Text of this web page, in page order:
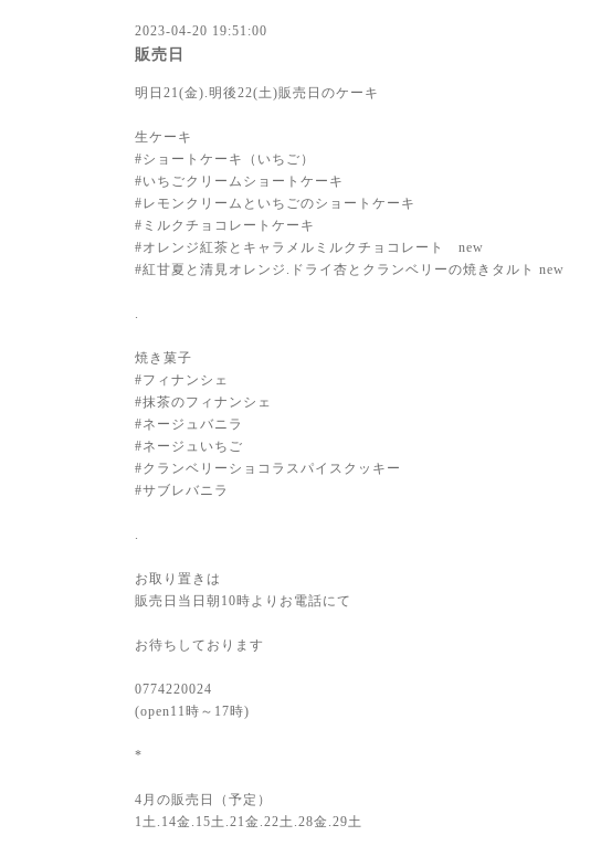
2023-04-20 19:51:00
販売日
明日21(金).明後22(土)販売日のケーキ
生ケーキ
#ショートケーキ（いちご）
#いちごクリームショートケーキ
#レモンクリームといちごのショートケーキ
#ミルクチョコレートケーキ
#オレンジ紅茶とキャラメルミルクチョコレート new
#紅甘夏と清見オレンジ.ドライ杏とクランベリーの焼きタルト new
.
焼き菓子
#フィナンシェ
#抹茶のフィナンシェ
#ネージュバニラ
#ネージュいちご
#クランベリーショコラスパイスクッキー
#サブレバニラ
.
お取り置きは
販売日当日朝10時よりお電話にて
お待ちしております
0774220024
(open11時～17時)
*
4月の販売日（予定）
1土.14金.15土.21金.22土.28金.29土